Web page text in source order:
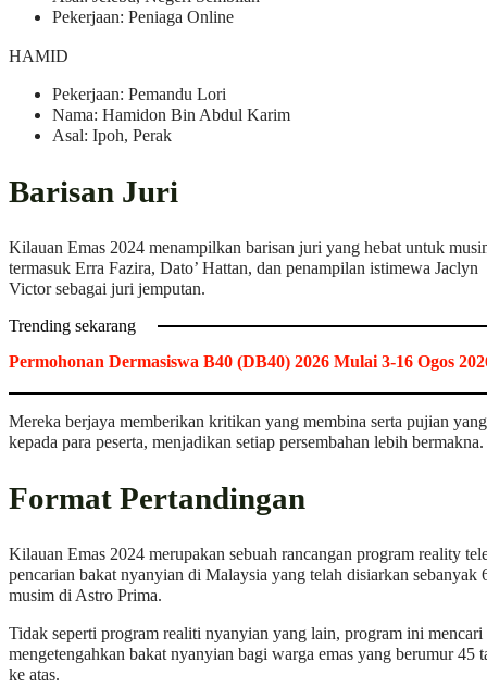
Pekerjaan: Peniaga Online
HAMID
Pekerjaan: Pemandu Lori
Nama: Hamidon Bin Abdul Karim
Asal: Ipoh, Perak
Barisan Juri
Kilauan Emas 2024 menampilkan barisan juri yang hebat untuk
termasuk Erra Fazira, Dato’ Hattan, dan penampilan istimewa Jaclyn
Victor sebagai juri jemputan.
Trending sekarang
Permohonan Dermasiswa B40 (DB40) 2026 Mulai 3-16 Ogos
Mereka berjaya memberikan kritikan yang membina serta pujian
kepada para peserta, menjadikan setiap persembahan lebih bermakna.
Format Pertandingan
Kilauan Emas 2024 merupakan sebuah rancangan program reality
pencarian bakat nyanyian di Malaysia yang telah disiarkan sebanyak
musim di Astro Prima.
Tidak seperti program realiti nyanyian yang lain, program ini mencari
mengetengahkan bakat nyanyian bagi warga emas yang berumur 45
ke atas.